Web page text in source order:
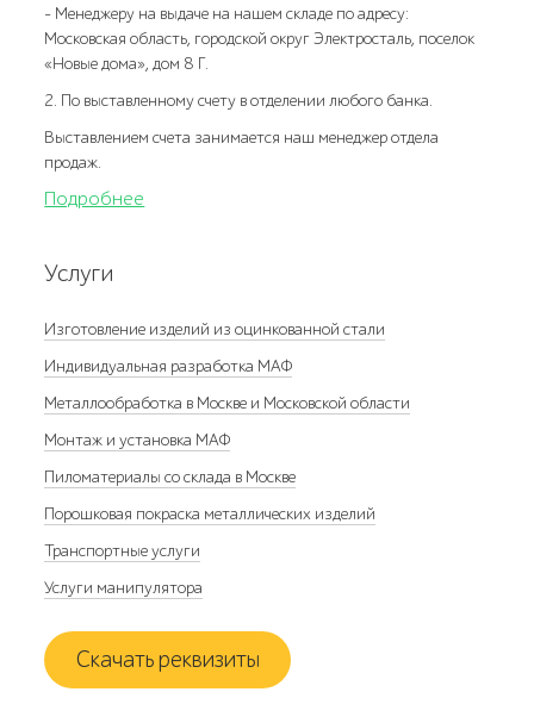
- Менеджеру на выдаче на нашем складе по адресу:
Московская область, городской округ Электросталь, поселок
«Новые дома», дом 8 Г.
2. По выставленному счету в отделении любого банка.
Выставлением счета занимается наш менеджер отдела
продаж.
Подробнее
Услуги
Изготовление изделий из оцинкованной стали
Индивидуальная разработка МАФ
Металлообработка в Москве и Московской области
Монтаж и установка МАФ
Пиломатериалы со склада в Москве
Порошковая покраска металлических изделий
Транспортные услуги
Услуги манипулятора
Скачать реквизиты